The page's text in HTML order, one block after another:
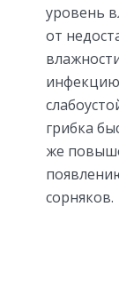
уровень
от
грибка
же
сорняков.